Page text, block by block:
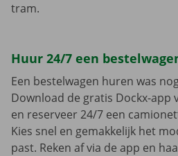
tram.
Huur 24/7 een
Een bestelwagen huren was
Download de gratis Dockx-app
en reserveer 24/7 een
Kies snel en gemakkelijk het
past. Reken af via de app en